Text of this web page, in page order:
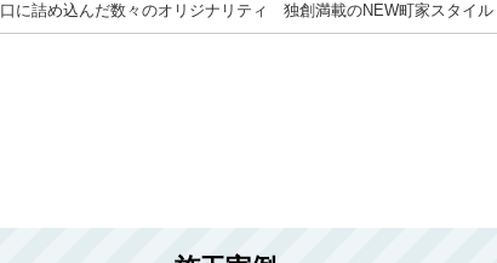
に詰め込んだ数々のオリジナリティ 独創満載のNEW町家スタイル